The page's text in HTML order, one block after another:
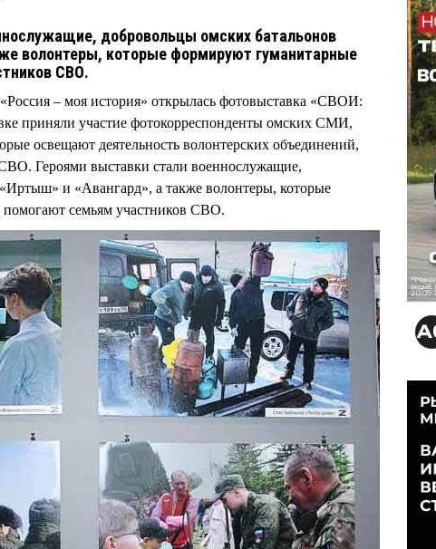
добровольцы омских батальонов
волонтеры, которые формируют гуманитарные
СВО.
– моя история» открылась фотовыставка «СВОИ:
приняли участие фотокорреспонденты омских СМИ,
освещают деятельность волонтерских объединений,
Героями выставки стали военнослужащие,
и «Авангард», а также волонтеры, которые
семьям участников СВО.